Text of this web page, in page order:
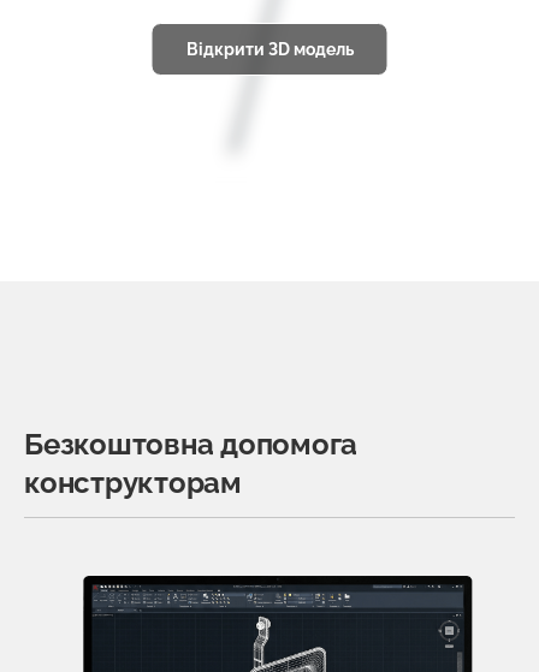
Відкрити 3D модель
Безкоштовна допомога
конструкторам